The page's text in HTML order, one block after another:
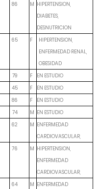
86 M HIPERTENSION,
DIABETES,
DESNUTRICION
65 F
HIPERTENSION,
ENFERMEDAD RENAL,
OBESIDAD
79 F
EN ESTUDIO
45 F
EN ESTUDIO
86 F
EN ESTUDIO
74 M EN ESTUDIO
62 M ENFERMEDAD
CARDIOVASCULAR,
76 M HIPERTENSION,
ENFERMEDAD
CARDIOVASCULAR,
64 M ENFERMEDAD